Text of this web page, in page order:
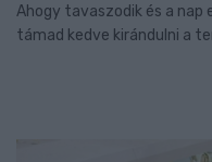
Ahogy tavaszodik és a nap
támad kedve kirándulni a